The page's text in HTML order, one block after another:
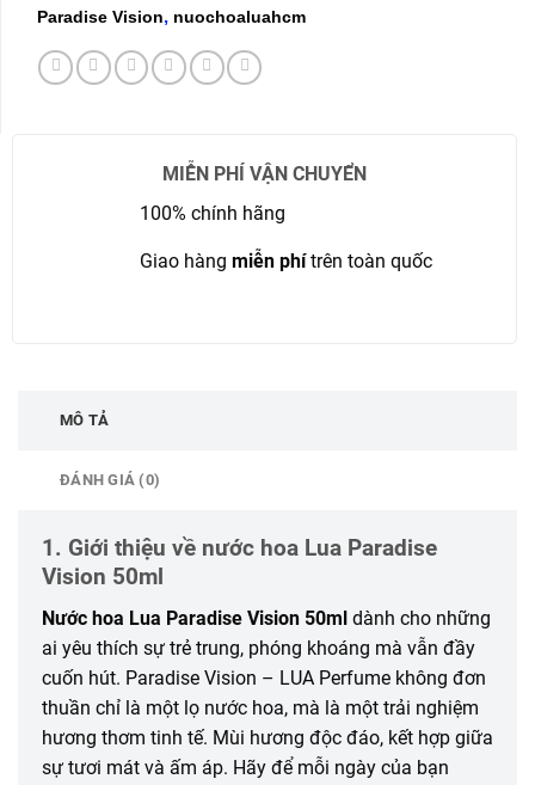
Paradise Vision, nuochoaluahcm
MIỄN PHÍ VẬN CHUYỂN
100% chính hãng
Giao hàng miễn phítrên toàn quốc
MÔ TẢ
ĐÁNH GIÁ (0)
1. Giới thiệu về nước hoa Lua Paradise
Vision 50ml
Nước hoa Lua Paradise Vision 50ml dành cho những
ai yêu thích sự trẻ trung, phóng khoáng mà vẫn đầy
cuốn hút. Paradise Vision – LUA Perfume không đơn
thuần chỉ là một lọ nước hoa, mà là một trải nghiệm
hương thơm tinh tế. Mùi hương độc đáo, kết hợp giữa
sự tươi mát và ấm áp. Hãy để mỗi ngày của bạn